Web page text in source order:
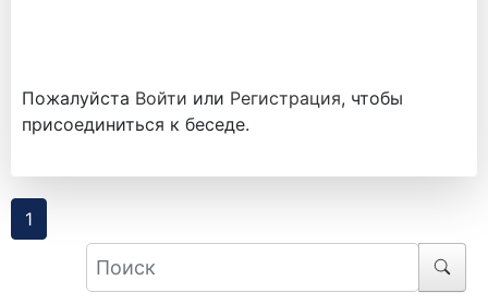
Пожалуйста Войти или Регистрация, чтобы
присоединиться к беседе.
1